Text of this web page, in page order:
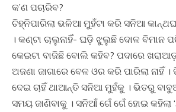
କ’ଣ ପଚାରିବ?
ଚିହ୍ନିପାରିଲା ଭଳିଆ ମୁହଁଟା କରି ସନିଆ
। କଣ୍ଟା ଚାଲୁନାହିଁ- ଘଡ଼ି ଝୁଲୁଛି ଦୋଳ ବିମାନ
କେଇଟା ବାଜିଛି ବୋଲି କହିବ? ପଦାରେ
ଅଜଣା ଜାଗାରେ ବେଳ ଓର କରି ପାରିଲା ନାହିଁ ।
ଦେଇ ଚାହିଁ ଥାଆନ୍ତି ସନିଆ ମୁହଁକୁ । ଭିତରୁ
ସମୟ ଜାଣିବାକୁ । ସନିଆଁ ଗେଁ ଗେଁ ହୋଇ କହିଲା